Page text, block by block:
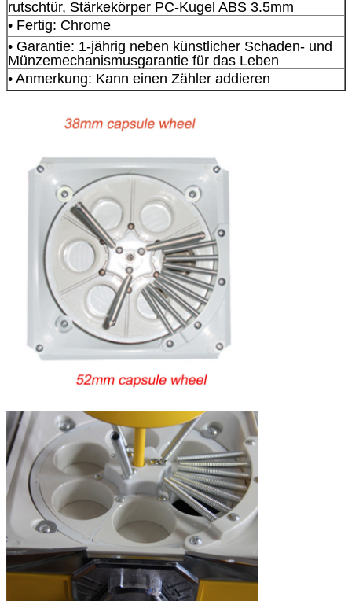
rutschtür, Stärkekörper PC-Kugel ABS 3.5mm
• Fertig: Chrome
• Garantie: 1-jährig neben künstlicher Schaden- und
Münzemechanismusgarantie für das Leben
• Anmerkung: Kann einen Zähler addieren